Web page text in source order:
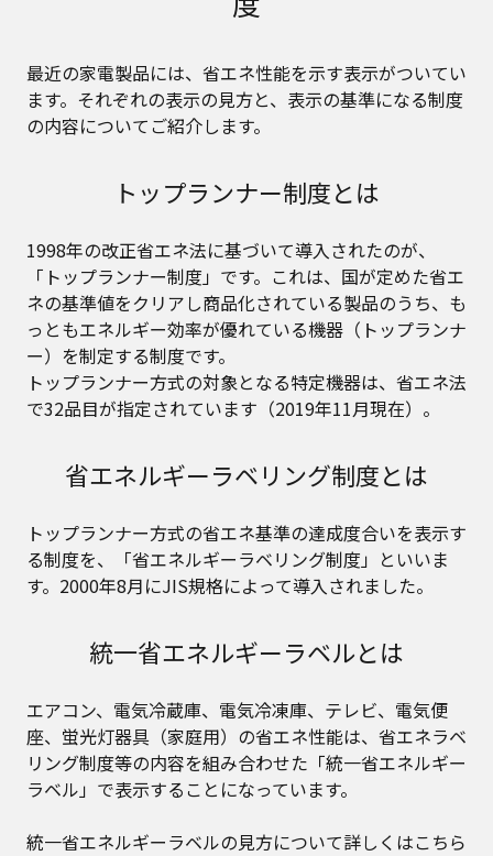
最近の家電製品には、省エネ性能を示す表示がついてい
ます。それぞれの表示の見方と、表示の基準になる制度
の内容についてご紹介します。
トップランナー制度とは
1998年の改正省エネ法に基づいて導入されたのが、
「トップランナー制度」です。これは、国が定めた省エ
ネの基準値をクリアし商品化されている製品のうち、も
っともエネルギー効率が優れている機器（トップランナ
ー）を制定する制度です。
トップランナー方式の対象となる特定機器は、省エネ法
で32品目が指定されています（2019年11月現在）。
省エネルギーラベリング制度とは
トップランナー方式の省エネ基準の達成度合いを表示す
る制度を、「省エネルギーラベリング制度」といいま
す。2000年8月にJIS規格によって導入されました。
統一省エネルギーラベルとは
エアコン、電気冷蔵庫、電気冷凍庫、テレビ、電気便
座、蛍光灯器具（家庭用）の省エネ性能は、省エネラベ
リング制度等の内容を組み合わせた「統一省エネルギー
ラベル」で表示することになっています。
統一省エネルギーラベルの見方について詳しくはこちら